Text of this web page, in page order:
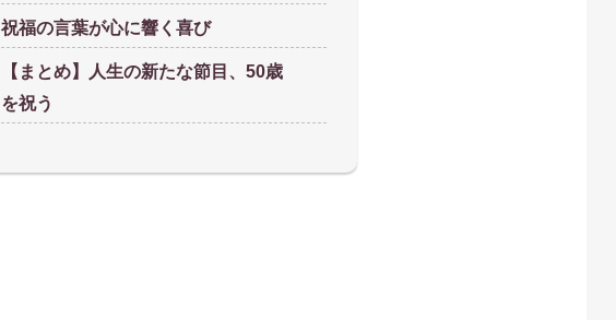
祝福の言葉が心に響く喜び
【まとめ】人生の新たな節目、50歳
を祝う